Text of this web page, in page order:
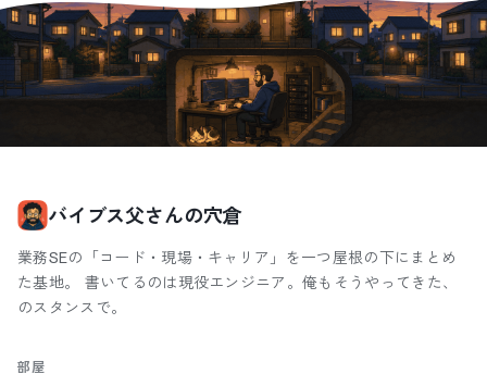
バイブス父さんの穴倉
業務SEの「コード・現場・キャリア」を一つ屋根の下にまとめ
た基地。 書いてるのは現役エンジニア。俺もそうやってきた、
のスタンスで。
部屋